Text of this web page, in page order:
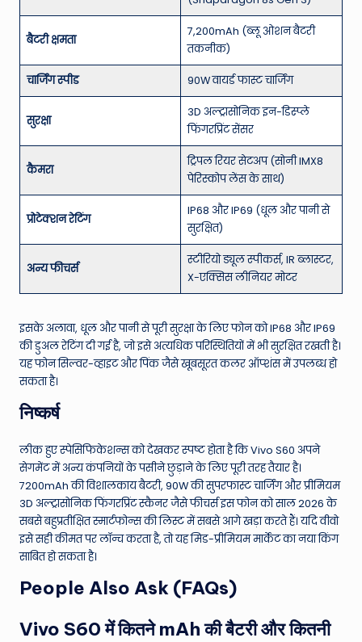
बैटरी क्षमता
7,200mAh (ब्लू ओशन बैटरी
तकनीक)
चार्जिंग स्पीड 90W वायर्ड फास्ट चार्जिंग
सुरक्षा
3D अल्ट्रासोनिक इन-डिस्प्ले
फिंगरप्रिंट सेंसर
कैमरा
ट्रिपल रियर सेटअप (सोनी IMX8
पेरिस्कोप लेंस के साथ)
प्रोटेक्शन रेटिंग
IP68 और IP69 (धूल और पानी से
सुरक्षित)
अन्य फीचर्स
स्टीरियो ड्यूल स्पीकर्स, IR ब्लास्टर,
X-एक्सिस लीनियर मोटर
इसके अलावा, धूल और पानी से पूरी सुरक्षा के लिए फोन को IP68 और IP69
की डुअल रेटिंग दी गई है, जो इसे अत्यधिक परिस्थितियों में भी सुरक्षित रखती है।
यह फोन सिल्वर-व्हाइट और पिंक जैसे खूबसूरत कलर ऑप्शंस में उपलब्ध हो
सकता है।
निष्कर्ष
लीक हुए स्पेसिफिकेशन्स को देखकर स्पष्ट होता है कि Vivo S60 अपने
सेगमेंट में अन्य कंपनियों के पसीने छुड़ाने के लिए पूरी तरह तैयार है।
7200mAh की विशालकाय बैटरी, 90W की सुपरफास्ट चार्जिंग और प्रीमियम
3D अल्ट्रासोनिक फिंगरप्रिंट स्कैनर जैसे फीचर्स इस फोन को साल 2026 के
सबसे बहुप्रतीक्षित स्मार्टफोन्स की लिस्ट में सबसे आगे खड़ा करते हैं। यदि वीवो
इसे सही कीमत पर लॉन्च करता है, तो यह मिड-प्रीमियम मार्केट का नया किंग
साबित हो सकता है।
People Also Ask (FAQs)
Vivo S60 में कितने mAh की बैटरी और कितनी